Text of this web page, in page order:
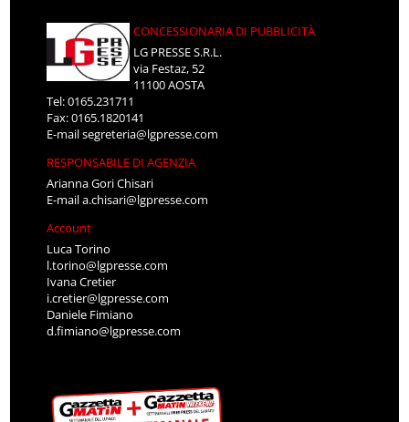
CONCESSIONARIA DI PUBBLICITÀ
LG PRESSE S.R.L.
via Festaz, 52
11100 AOSTA
Tel: 0165.231711
Fax: 0165.1820141
E-mailsegreteria@lgpresse.com
RESPONSABILE DI AGENZIA
Arianna Gori Chisari
E-maila.chisari@lgpresse.com
Account
Luca Torino
l.torino@lgpresse.com
Ivana Cretier
i.cretier@lgpresse.com
Daniele Fimiano
d.fimiano@lgpresse.com